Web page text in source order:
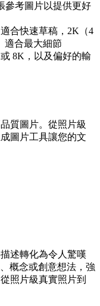
參考圖片以提供更好
合快速草稿，2K（4
適合最大細節
8K，以及偏好的輸
質圖片。從照片級
圖片工具讓您的文
述轉化為令人驚嘆
概念或創意想法，強
照片級真實照片到